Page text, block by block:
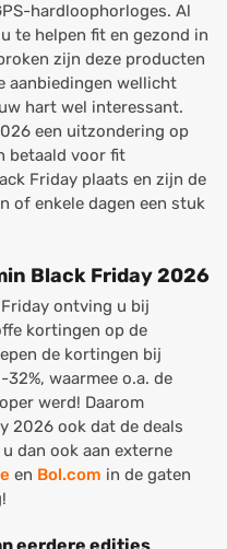
hardloophorloges. Al
te helpen fit en gezond in
zijn deze producten
aanbiedingen wellicht
hart wel interessant.
een uitzondering op
betaald voor fit
Friday plaats en zijn de
of enkele dagen een stuk
Black Friday 2026
ontving u bij
kortingen op de
de kortingen bij
waarmee o.a. de
werd! Daarom
2026 ook dat de deals
dan ook aan externe
en Bol.com in de gaten